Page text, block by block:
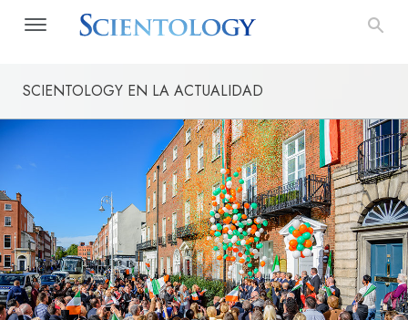
SCIENTOLOGY EN LA ACTUALIDAD